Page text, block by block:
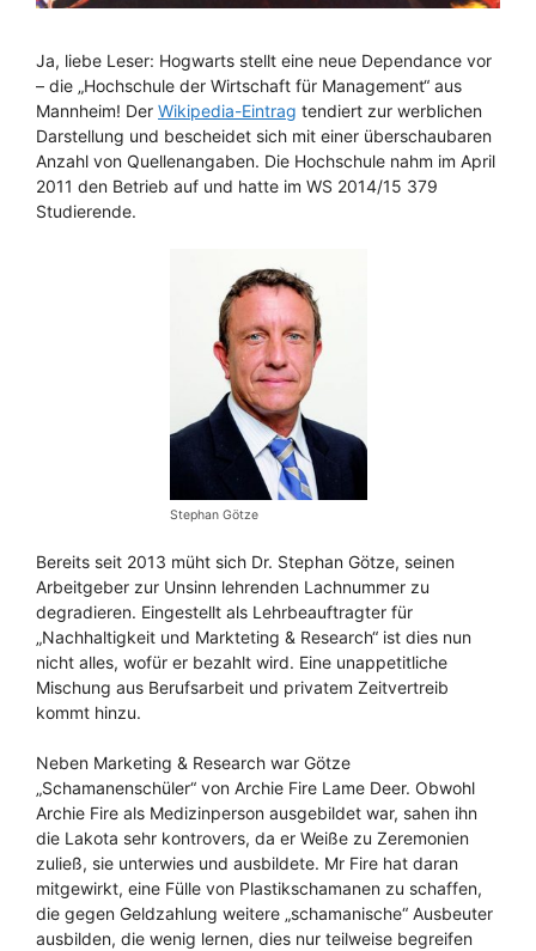
Ja, liebe Leser: Hogwarts stellt eine neue Dependance vor
– die „Hochschule der Wirtschaft für Management“ aus
Mannheim! Der Wikipedia-Eintrag tendiert zur werblichen
Darstellung und bescheidet sich mit einer überschaubaren
Anzahl von Quellenangaben. Die Hochschule nahm im April
2011 den Betrieb auf und hatte im WS 2014/15 379
Studierende.
Stephan Götze
Bereits seit 2013 müht sich Dr. Stephan Götze, seinen
Arbeitgeber zur Unsinn lehrenden Lachnummer zu
degradieren. Eingestellt als Lehrbeauftragter für
„Nachhaltigkeit und Markteting & Research“ ist dies nun
nicht alles, wofür er bezahlt wird. Eine unappetitliche
Mischung aus Berufsarbeit und privatem Zeitvertreib
kommt hinzu.
Neben Marketing & Research war Götze
„Schamanenschüler“ von Archie Fire Lame Deer. Obwohl
Archie Fire als Medizinperson ausgebildet war, sahen ihn
die Lakota sehr kontrovers, da er Weiße zu Zeremonien
zuließ, sie unterwies und ausbildete. Mr Fire hat daran
mitgewirkt, eine Fülle von Plastikschamanen zu schaffen,
die gegen Geldzahlung weitere „schamanische“ Ausbeuter
ausbilden, die wenig lernen, dies nur teilweise begreifen